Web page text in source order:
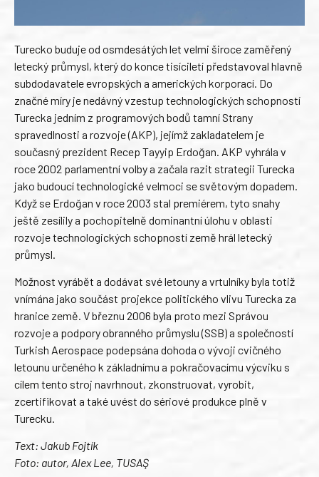
Turecko buduje od osmdesátých let velmi široce zaměřený
letecký průmysl, který do konce tisíciletí představoval hlavně
subdodavatele evropských a amerických korporací. Do
značné míry je nedávný vzestup technologických schopností
Turecka jedním z programových bodů tamní Strany
spravedlnosti a rozvoje (AKP), jejímž zakladatelem je
současný prezident Recep Tayyip Erdoğan. AKP vyhrála v
roce 2002 parlamentní volby a začala razit strategii Turecka
jako budoucí technologické velmoci se světovým dopadem.
Když se Erdoğan v roce 2003 stal premiérem, tyto snahy
ještě zesílily a pochopitelně dominantní úlohu v oblasti
rozvoje technologických schopností země hrál letecký
průmysl.
Možnost vyrábět a dodávat své letouny a vrtulníky byla totiž
vnímána jako součást projekce politického vlivu Turecka za
hranice země. V březnu 2006 byla proto mezi Správou
rozvoje a podpory obranného průmyslu (SSB) a společností
Turkish Aerospace podepsána dohoda o vývoji cvičného
letounu určeného k základnímu a pokračovacímu výcviku s
cílem tento stroj navrhnout, zkonstruovat, vyrobit,
zcertifikovat a také uvést do sériové produkce plně v
Turecku.
Text: Jakub Fojtík
Foto: autor, Alex Lee, TUSAŞ